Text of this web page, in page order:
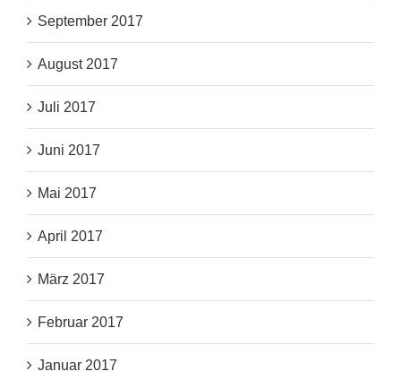
September 2017
August 2017
Juli 2017
Juni 2017
Mai 2017
April 2017
März 2017
Februar 2017
Januar 2017